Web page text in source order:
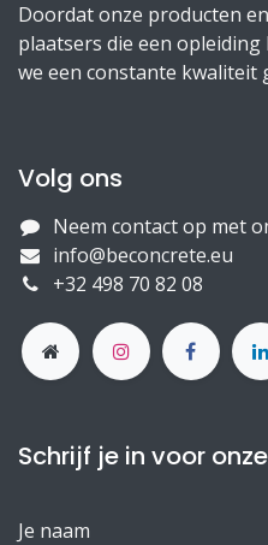
Doordat onze producten
plaatsers die een
we een constante kwaliteit
Volg ons
Neem contact op met
info@beconcrete.eu
+32 498 70 82 08
Schrijf je in voor
Je naam